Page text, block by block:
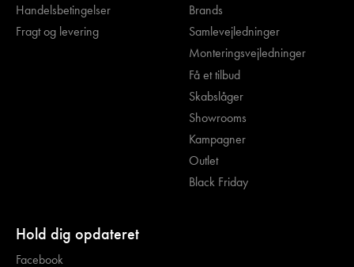
Handelsbetingelser
Fragt og levering
Brands
Samlevejledninger
Monteringsvejledninger
Få et tilbud
Skabslåger
Showrooms
Kampagner
Outlet
Black Friday
Hold dig opdateret
Facebook